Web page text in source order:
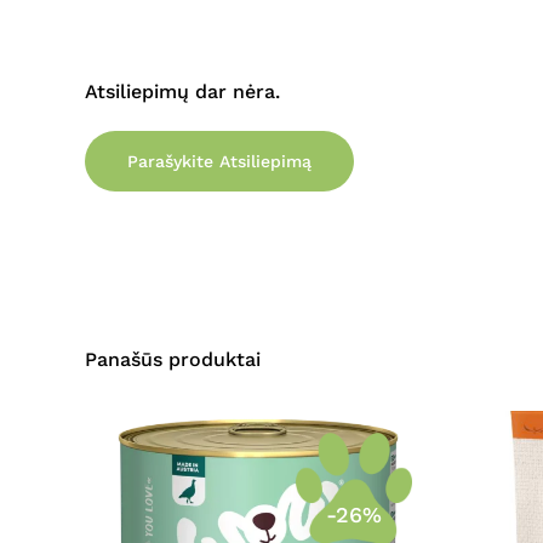
Atsiliepimų dar nėra.
Parašykite Atsiliepimą
Panašūs produktai
-26%